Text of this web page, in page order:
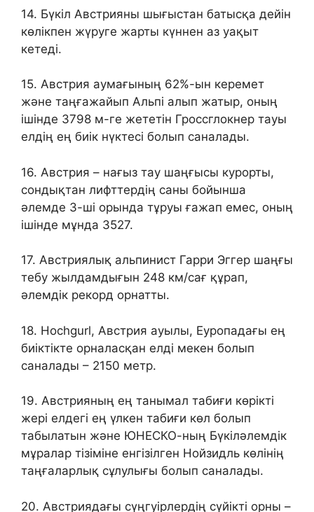
14. Бүкіл Австрияны шығыстан батысқа дейін
көлікпен жүруге жарты күннен аз уақыт
кетеді.
15. Австрия аумағының 62%-ын керемет
және таңғажайып Альпі алып жатыр, оның
ішінде 3798 м-ге жететін Гроссглокнер тауы
елдің ең биік нүктесі болып саналады.
16. Австрия – нағыз тау шаңғысы курорты,
сондықтан лифттердің саны бойынша
әлемде 3-ші орында тұруы ғажап емес, оның
ішінде мұнда 3527.
17. Австриялық альпинист Гарри Эггер шаңғы
тебу жылдамдығын 248 км/сағ құрап,
әлемдік рекорд орнатты.
18. Hochgurl, Австрия ауылы, Еуропадағы ең
биіктікте орналасқан елді мекен болып
саналады – 2150 метр.
19. Австрияның ең танымал табиғи көрікті
жері елдегі ең үлкен табиғи көл болып
табылатын және ЮНЕСКО-ның Бүкіләлемдік
мұралар тізіміне енгізілген Нойзидль көлінің
таңғаларлық сұлулығы болып саналады.
20. Австриядағы сүңгуірлердің сүйікті орны –